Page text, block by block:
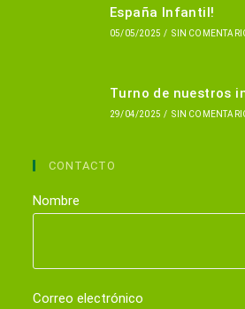
España Infantil!
05/05/2025 / SIN
Turno de nuestros
29/04/2025 / SIN
CONTACTO
Nombre
Correo electrónico